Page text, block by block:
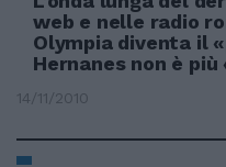
web e nelle radio
Olympia diventa il
Hernanes non è
14/11/2010